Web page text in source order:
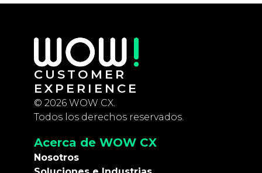
CUSTOMER
EXPERIENCE
© 2026 WOW CX.
Todos los derechos reservados.
Acerca de WOW CX
Nosotros